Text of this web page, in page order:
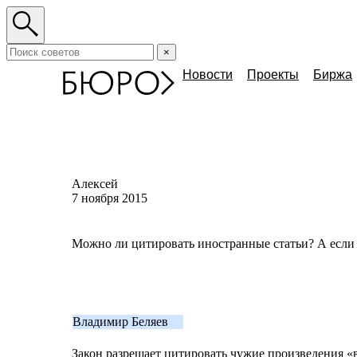
×
Новости Проекты Биржа
Алексей
7 ноября 2015
Можно ли цитировать иностранные статьи? А если
Владимир Беляев
Закон разрешает цитировать чужие произведения «